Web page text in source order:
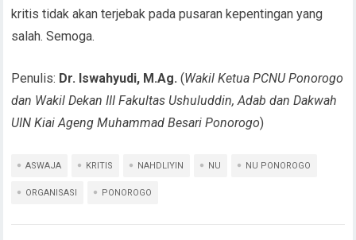
kritis tidak akan terjebak pada pusaran kepentingan yang
salah. Semoga.
Penulis: Dr. Iswahyudi, M.Ag. (Wakil Ketua PCNU Ponorogo
dan Wakil Dekan III Fakultas Ushuluddin, Adab dan Dakwah
UIN Kiai Ageng Muhammad Besari Ponorogo)
ASWAJA KRITIS NAHDLIYIN NU NU PONOROGO
ORGANISASI PONOROGO